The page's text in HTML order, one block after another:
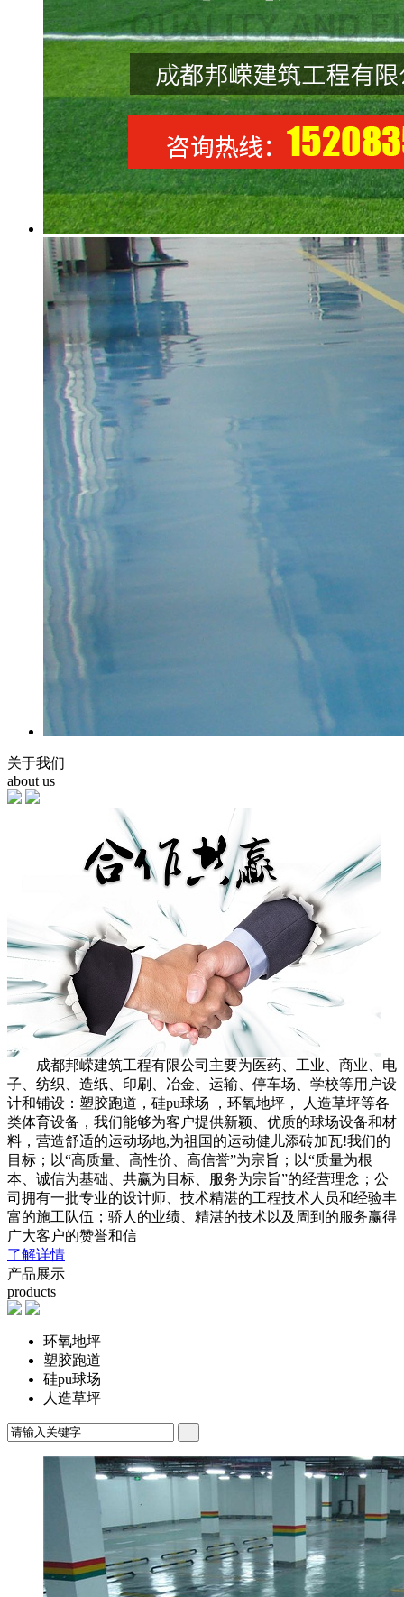
关于我们
about us
成都邦嵘建筑工程有限公司主要为医药、工业、商业、电
子、纺织、造纸、印刷、冶金、运输、停车场、学校等用户设
计和铺设：塑胶跑道，硅pu球场 ，环氧地坪， 人造草坪等各
类体育设备，我们能够为客户提供新颖、优质的球场设备和材
料，营造舒适的运动场地,为祖国的运动健儿添砖加瓦!我们的
目标；以“高质量、高性价、高信誉”为宗旨；以“质量为根
本、诚信为基础、共赢为目标、服务为宗旨”的经营理念；公
司拥有一批专业的设计师、技术精湛的工程技术人员和经验丰
富的施工队伍；骄人的业绩、精湛的技术以及周到的服务赢得
广大客户的赞誉和信
了解详情
产品展示
products
环氧地坪
塑胶跑道
硅pu球场
人造草坪